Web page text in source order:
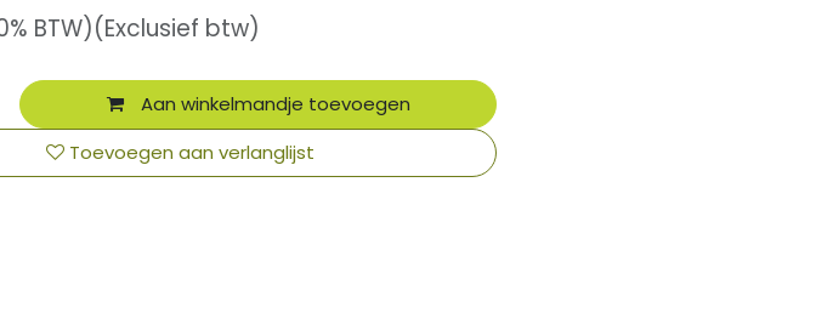
BTW)(Exclusief btw)
Aan winkelmandje toevoegen
Toevoegen aan verlanglijst